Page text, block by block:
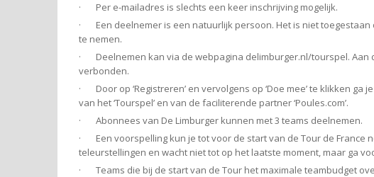
· Per e-mailadres is slechts een keer inschrijving mogelijk.
· Een deelnemer is een natuurlijk persoon. Het is niet toegestaan
te nemen.
· Deelnemen kan via de webpagina delimburger.nl/tourspel. Aan
verbonden.
· Door op ‘Registreren’ en vervolgens op ‘Doe mee’ te klikken ga
van het ‘Tourspel’ en van de faciliterende partner ‘Poules.com’.
· Abonnees van De Limburger kunnen met 3 teams deelnemen.
· Een voorspelling kun je tot voor de start van de Tour de France
teleurstellingen en wacht niet tot op het laatste moment, maar ga
· Teams die bij de start van de Tour het maximale teambudget